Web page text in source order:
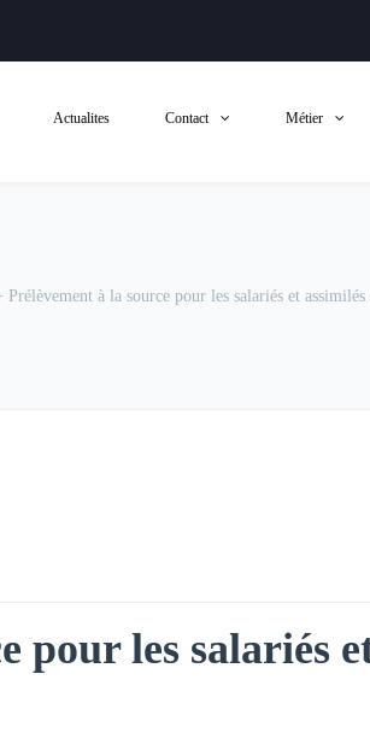
Actualites Contact Métier
Prélèvement à la source pour les salariés et
pour les salariés